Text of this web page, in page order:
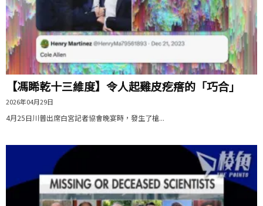
【馮睎乾十三維度】令人起雞皮疙瘩的「巧合」
2026年04月29日
4月25日川普出席白宮記者協會晚宴時，發生了槍...